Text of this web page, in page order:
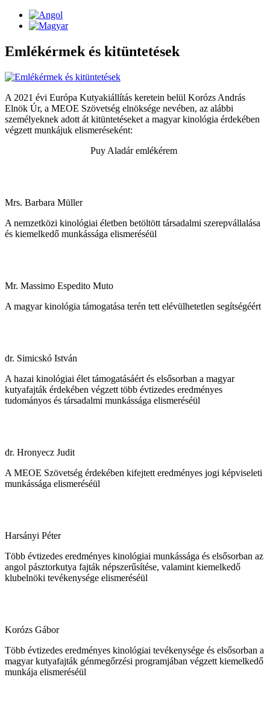
Emlékérmek és kitüntetések
A 2021 évi Európa Kutyakiállítás keretein belül Korózs András
Elnök Úr, a MEOE Szövetség elnöksége nevében, az alábbi
személyeknek adott át kitüntetéseket a magyar kinológia érdekében
végzett munkájuk elismeréseként:
Puy Aladár emlékérem
Mrs. Barbara Müller
A nemzetközi kinológiai életben betöltött társadalmi szerepvállalása
és kiemelkedő munkássága elismeréséül
Mr. Massimo Espedito Muto
A magyar kinológia támogatása terén tett elévülhetetlen segítségéért
dr. Simicskó István
A hazai kinológiai élet támogatásáért és elsősorban a magyar
kutyafajták érdekében végzett több évtizedes eredményes
tudományos és társadalmi munkássága elismeréséül
dr. Hronyecz Judit
A MEOE Szövetség érdekében kifejtett eredményes jogi képviseleti
munkássága elismeréséül
Harsányi Péter
Több évtizedes eredményes kinológiai munkássága és elsősorban az
angol pásztorkutya fajták népszerűsítése, valamint kiemelkedő
klubelnöki tevékenysége elismeréséül
Korózs Gábor
Több évtizedes eredményes kinológiai tevékenysége és elsősorban a
magyar kutyafajták génmegőrzési programjában végzett kiemelkedő
munkája elismeréséül